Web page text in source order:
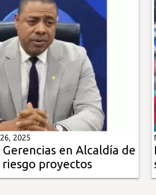
2025
en Alcaldía de
proyectos